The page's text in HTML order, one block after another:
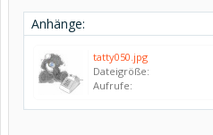
Anhänge:
tatty050.jpg
Dateigröße:
Aufrufe: